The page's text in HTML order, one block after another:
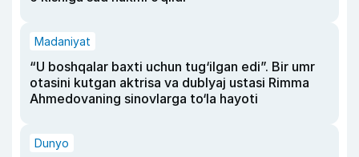
Madaniyat
“U boshqalar baxti uchun tug‘ilgan edi”. Bir umr
otasini kutgan aktrisa va dublyaj ustasi Rimma
Ahmedovaning sinovlarga to‘la hayoti
Dunyo